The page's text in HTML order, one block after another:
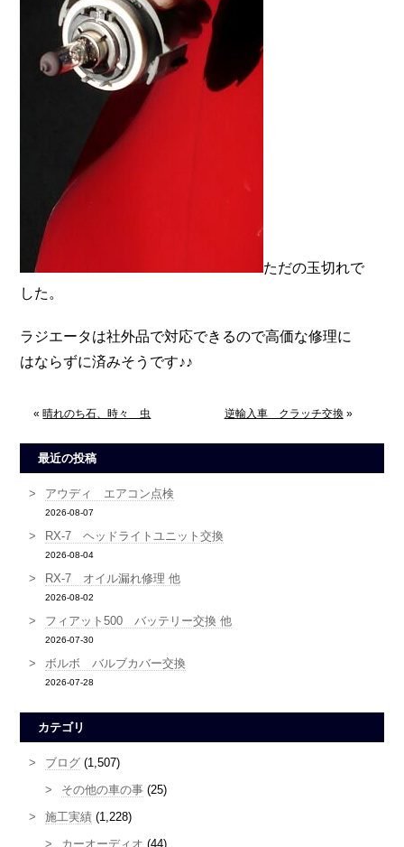
ただの玉切れで
した。
ラジエータは社外品で対応できるので高価な修理に
はならずに済みそうです♪♪
«晴れのち石、時々 虫 逆輸入車 クラッチ交換»
最近の投稿
アウディ エアコン点検
2026-08-07
RX-7 ヘッドライトユニット交換
2026-08-04
RX-7 オイル漏れ修理 他
2026-08-02
フィアット500 バッテリー交換 他
2026-07-30
ボルボ バルブカバー交換
2026-07-28
カテゴリ
ブログ (1,507)
その他の車の事 (25)
施工実績 (1,228)
カーオーディオ (44)